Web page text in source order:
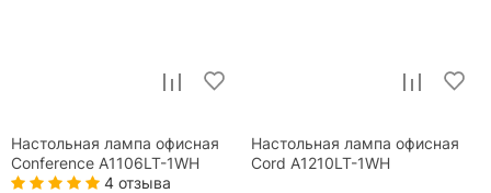
Настольная лампа офисная
Conference A1106LT-1WH
4 отзыва
Настольная лампа офисная
Cord A1210LT-1WH